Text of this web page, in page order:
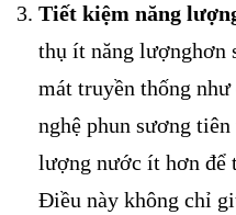
Tiết kiệm năng
thụ ít năng lượnghơn
mát truyền thống
nghệ phun sương
lượng nước ít hơn để
Điều này không chỉ